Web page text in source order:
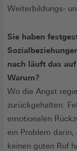
Weiterbildungs-
Sie haben
nach läuft das
Warum?
Wo die Angst
zurückgehalten.
emotionalen
ein Problem
keinen guten Ruf